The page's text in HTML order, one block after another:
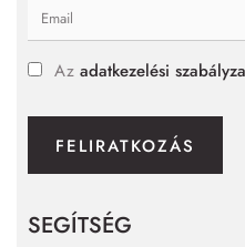
SEGÍTSÉG
Az adatkezelési
FELIRATKOZÁS